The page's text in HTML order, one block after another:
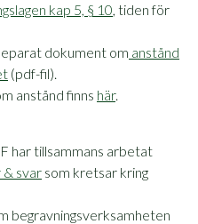
kap 5, § 10, tiden för
dokument om anstånd
(pdf-fil).
anstånd finns här.
har tillsammans arbetat
& svar som kretsar kring
begravningsverksamheten